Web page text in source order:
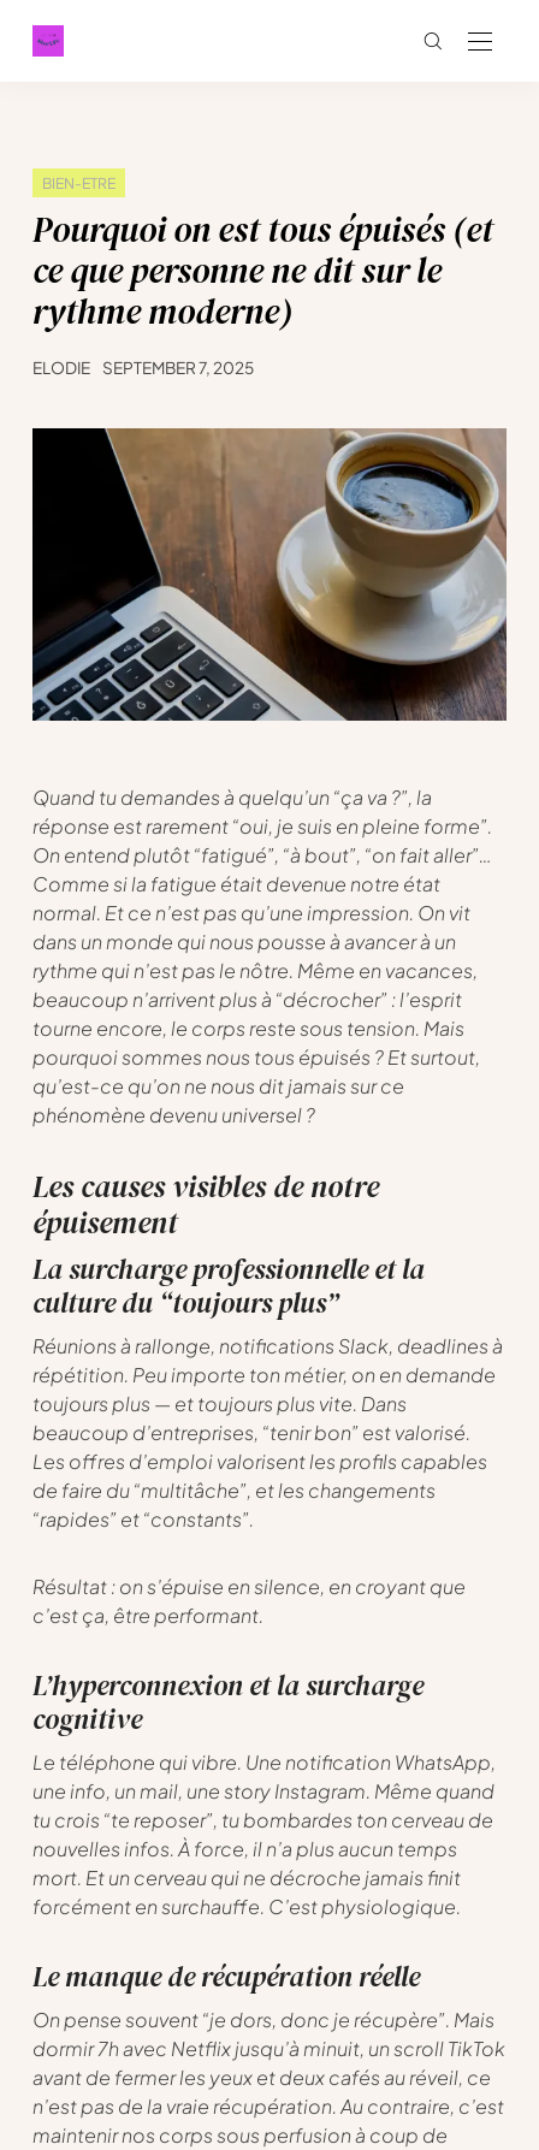
BIEN-ETRE
Pourquoi on est tous épuisés (et
ce que personne ne dit sur le
rythme moderne)
ELODIE SEPTEMBER 7, 2025
Quand tu demandes à quelqu’un “ça va ?”, la
réponse est rarement “oui, je suis en pleine forme”.
On entend plutôt “fatigué”, “à bout”, “on fait aller”…
Comme si la fatigue était devenue notre état
normal. Et ce n’est pas qu’une impression. On vit
dans un monde qui nous pousse à avancer à un
rythme qui n’est pas le nôtre. Même en vacances,
beaucoup n’arrivent plus à “décrocher” : l’esprit
tourne encore, le corps reste sous tension. Mais
pourquoi sommes nous tous épuisés ? Et surtout,
qu’est-ce qu’on ne nous dit jamais sur ce
phénomène devenu universel ?
Les causes visibles de notre
épuisement
La surcharge professionnelle et la
culture du “toujours plus”
Réunions à rallonge, notifications Slack, deadlines à
répétition. Peu importe ton métier, on en demande
toujours plus — et toujours plus vite. Dans
beaucoup d’entreprises, “tenir bon” est valorisé.
Les offres d’emploi valorisent les profils capables
de faire du “multitâche”, et les changements
“rapides” et “constants”.
Résultat : on s’épuise en silence, en croyant que
c’est ça, être performant.
L’hyperconnexion et la surcharge
cognitive
Le téléphone qui vibre. Une notification WhatsApp,
une info, un mail, une story Instagram. Même quand
tu crois “te reposer”, tu bombardes ton cerveau de
nouvelles infos. À force, il n’a plus aucun temps
mort. Et un cerveau qui ne décroche jamais finit
forcément en surchauffe. C’est physiologique.
Le manque de récupération réelle
On pense souvent “je dors, donc je récupère”. Mais
dormir 7h avec Netflix jusqu’à minuit, un scroll TikTok
avant de fermer les yeux et deux cafés au réveil, ce
n’est pas de la vraie récupération. Au contraire, c’est
maintenir nos corps sous perfusion à coup de